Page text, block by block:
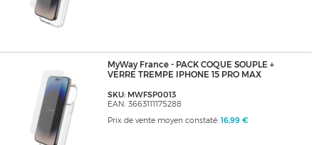
MyWay France - PACK COQUE SOUPLE +
VERRE TREMPE IPHONE 15 PRO MAX
SKU: MWFSP0013
EAN: 3663111175288
Prix de vente moyen constaté: 16,99 €